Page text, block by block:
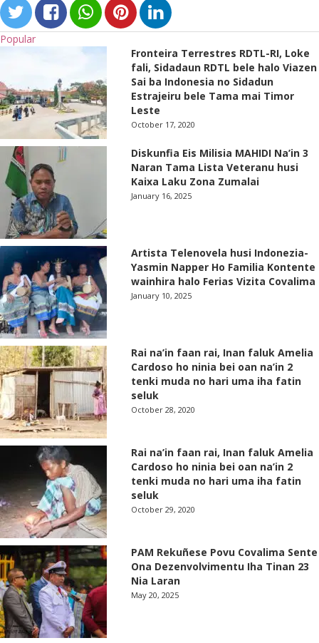
Popular
Fronteira Terrestres RDTL-RI, Loke
fali, Sidadaun RDTL bele halo Viazen
Sai ba Indonesia no Sidadun
Estrajeiru bele Tama mai Timor
Leste
October 17, 2020
Diskunfia Eis Milisia MAHIDI Na’in 3
Naran Tama Lista Veteranu husi
Kaixa Laku Zona Zumalai
January 16, 2025
Artista Telenovela husi Indonezia-
Yasmin Napper Ho Familia Kontente
wainhira halo Ferias Vizita Covalima
January 10, 2025
Rai na’in faan rai, Inan faluk Amelia
Cardoso ho ninia bei oan na’in 2
tenki muda no hari uma iha fatin
seluk
October 28, 2020
Rai na’in faan rai, Inan faluk Amelia
Cardoso ho ninia bei oan na’in 2
tenki muda no hari uma iha fatin
seluk
October 29, 2020
PAM Rekuñese Povu Covalima Sente
Ona Dezenvolvimentu Iha Tinan 23
Nia Laran
May 20, 2025